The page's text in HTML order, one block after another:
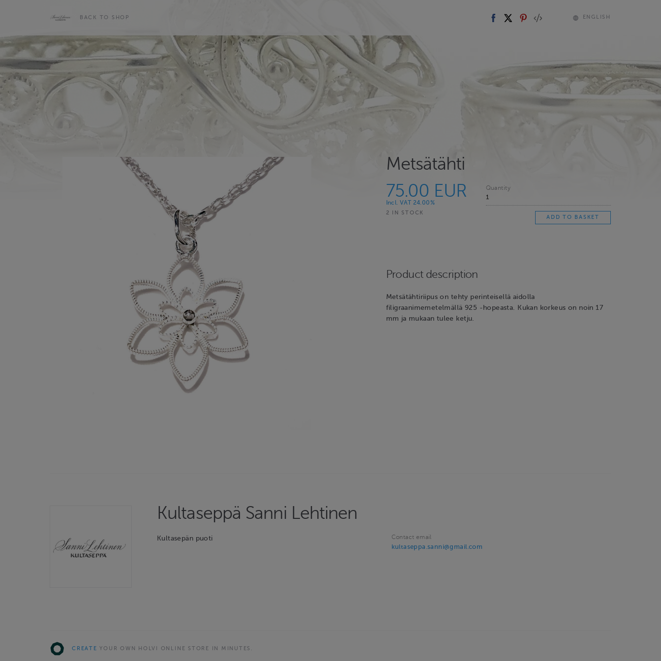
BACK TO SHOP ENGLISH
Metsätähti
75.00 EUR
Incl. VAT 24.00%
2 IN STOCK
Quantity
Product description
Metsätähtiriipus on tehty perinteisellä aidolla
filigraanimemetelmällä 925 -hopeasta. Kukan korkeus on noin 17
mm ja mukaan tulee ketju.
Kultaseppä Sanni Lehtinen
Kultasepän puoti Contact email
kultaseppa.sanni@gmail.com
CREATE YOUR OWN HOLVI ONLINE STORE IN MINUTES.